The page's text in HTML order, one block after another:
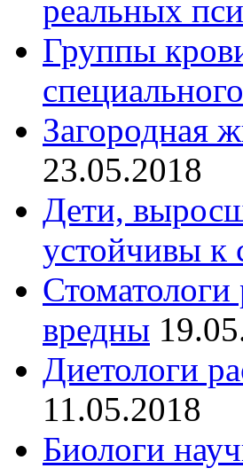
реальных
Группы
Загородная
23.05.2018
Дети,
устойчивы к
Стоматологи
вредны
Диетологи
11.05.2018
Биологи